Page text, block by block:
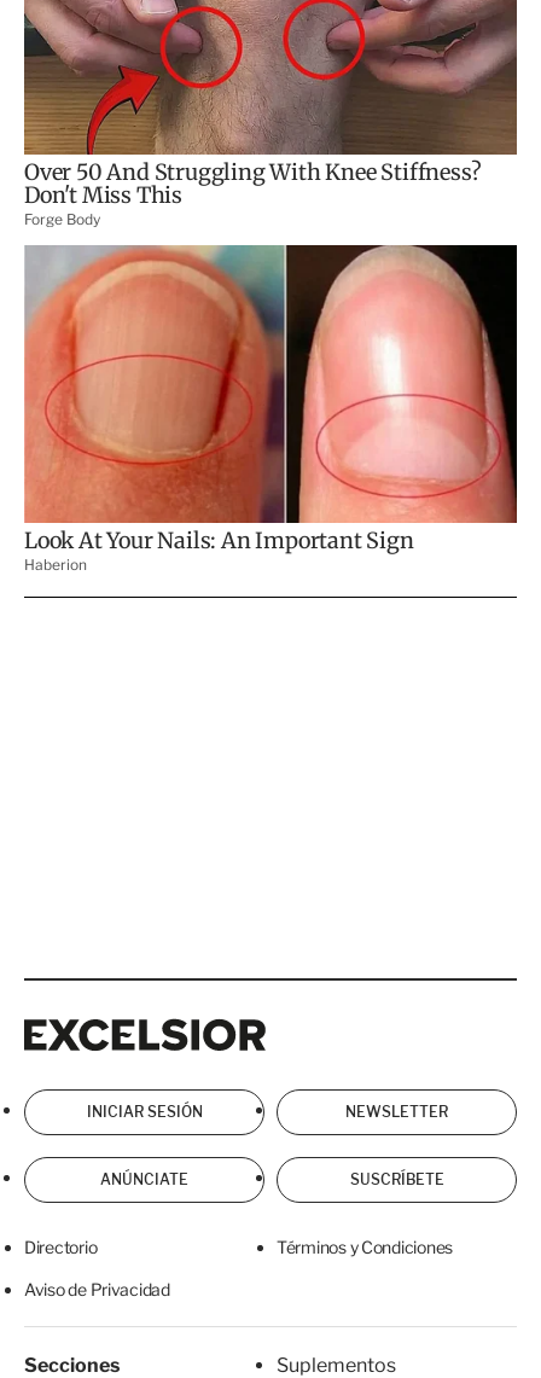
INICIAR SESIÓN NEWSLETTER
ANÚNCIATE SUSCRÍBETE
Directorio Términos y Condiciones
Aviso de Privacidad
Secciones
Suplementos